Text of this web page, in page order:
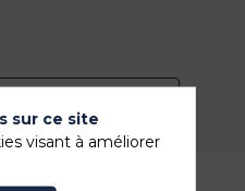
message
sur ce site
visant à améliorer